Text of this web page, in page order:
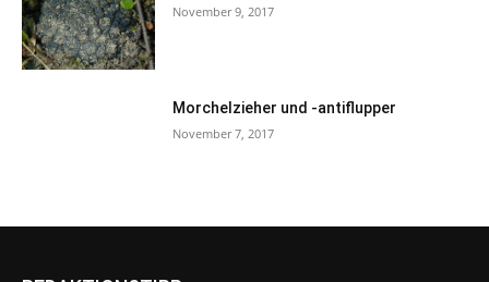
November 9, 2017
Morchelzieher und -antiflupper
November 7, 2017